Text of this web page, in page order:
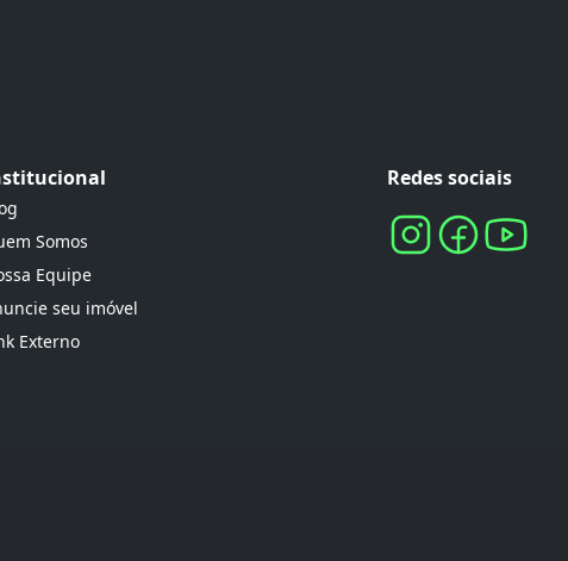
Somos
Equipe
seu imóvel
Externo
Redes sociais